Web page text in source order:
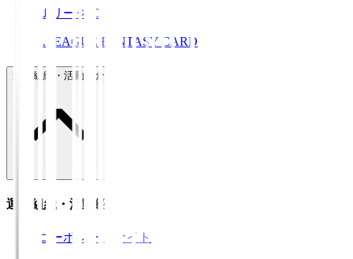
ＪリーグID
J.LEAGUE FANTASY CARD
運営組織・活動紹介
運営組織・活動紹介
コーポレートサイト